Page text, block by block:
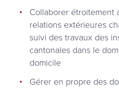
Collaborer étroitement
relations extérieures
suivi des travaux des
cantonales dans le
domicile
Gérer en propre des